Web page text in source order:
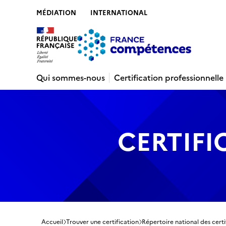
MÉDIATION INTERNATIONAL
Qui sommes-nous
Certification professionnelle
Accueil Trouver une certification Répertoire national des